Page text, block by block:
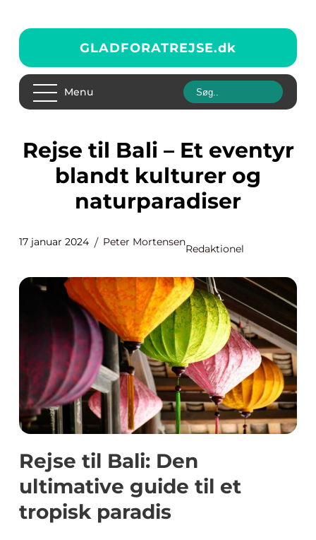
GLADFORATREJSE.dk
Menu
Rejse til Bali – Et eventyr
blandt kulturer og
naturparadiser
17 januar 2024 Peter Mortensen
Redaktionel
Rejse til Bali: Den
ultimative guide til et
tropisk paradis